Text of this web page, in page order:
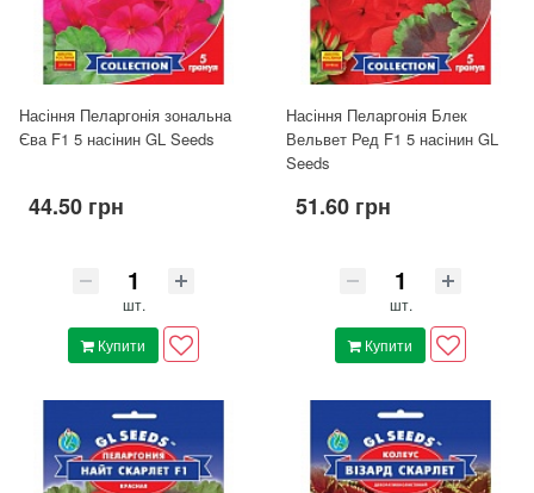
Насіння Пеларгонія зональна
Єва F1 5 насінин GL Seeds
44.50 грн
шт.
Купити
Насіння Пеларгонія Блек
Вельвет Ред F1 5 насінин GL
Seeds
51.60 грн
шт.
Купити